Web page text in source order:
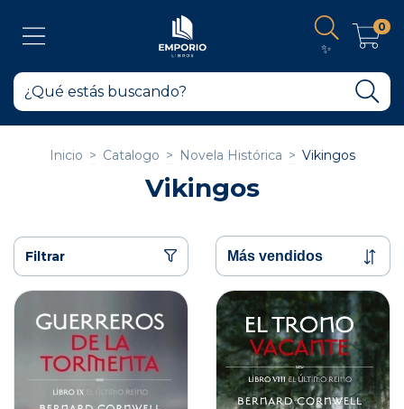
✨
0
Inicio > Catalogo > Novela Histórica > Vikingos
Vikingos
Filtrar